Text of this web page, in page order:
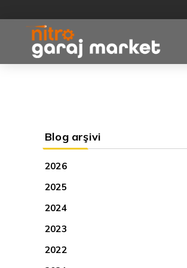
Blog arşivi
2026
2025
2024
2023
2022